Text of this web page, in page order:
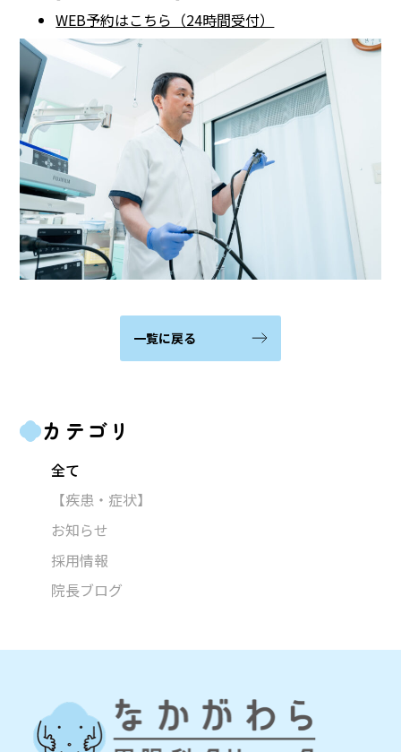
カテゴリ
全て
【疾患・症状】
お知らせ
採用情報
院長ブログ
WEB予約はこちら（24時間受付）
一覧に戻る